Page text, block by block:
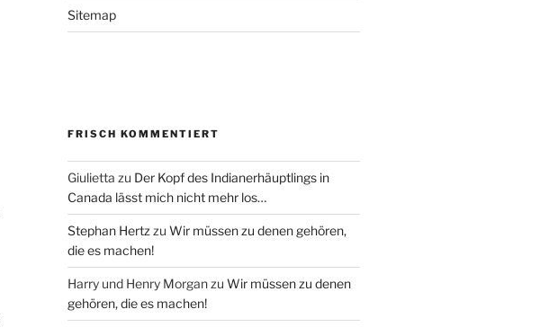
Sitemap
FRISCH KOMMENTIERT
Giulietta zu Der Kopf des Indianerhäuptlings in
Canada lässt mich nicht mehr los…
Stephan Hertz zu Wir müssen zu denen gehören,
die es machen!
Harry und Henry Morganzu Wir müssen zu denen
gehören, die es machen!